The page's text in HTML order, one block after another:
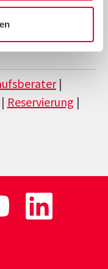
|
Reservierung |